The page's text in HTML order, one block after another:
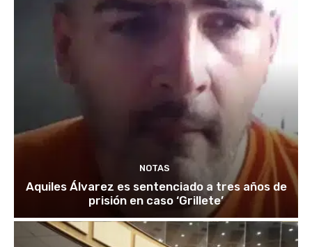
NOTAS
Aquiles Álvarez es sentenciado a tres años de
prisión en caso ‘Grillete’